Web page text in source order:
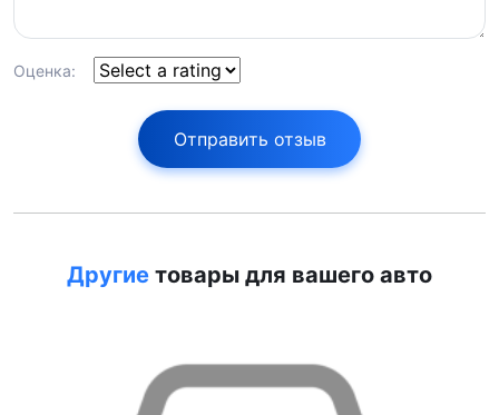
Оценка:
Отправить отзыв
Другие товары для вашего авто